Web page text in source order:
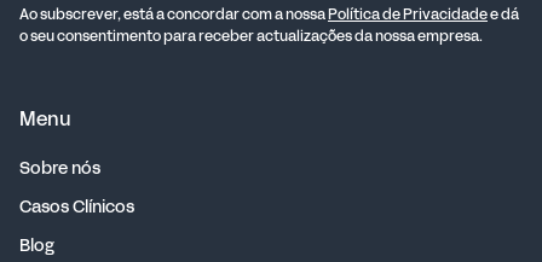
Ao subscrever, está a concordar com a nossa Política de Privacidadee dá
o seu consentimento para receber actualizações da nossa empresa.
Menu
Sobre nós
Casos Clínicos
Blog